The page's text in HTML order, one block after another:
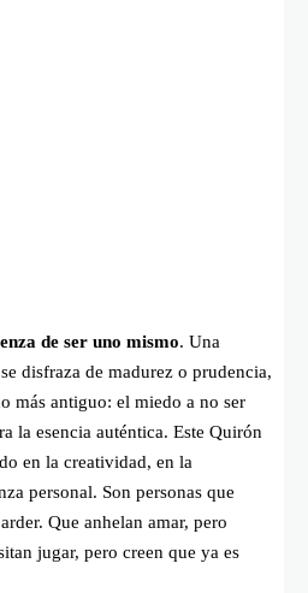
de ser uno mismo. Una
disfraza de madurez o prudencia,
más antiguo: el miedo a no ser
la esencia auténtica. Este Quirón
en la creatividad, en la
personal. Son personas que
Que anhelan amar, pero
jugar, pero creen que ya es